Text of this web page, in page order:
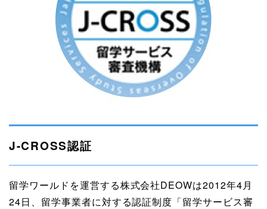
J-CROSS認証
留学ワールドを運営する株式会社DEOWは2012年4月
24日、留学事業者に対する認証制度「留学サービス審